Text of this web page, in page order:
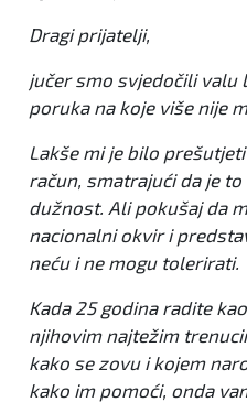
Dragi prijatelji,
jučer smo svjedočili
poruka na koje više nije
Lakše mi je bilo
račun, smatrajući da je
dužnost. Ali pokušaj da
nacionalni okvir i
neću i ne mogu tolerirati.
Kada 25 godina radite
njihovim najtežim
kako se zovu i kojem
kako im pomoći, onda